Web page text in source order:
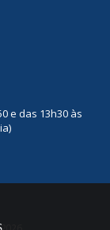
e das 13h30 às